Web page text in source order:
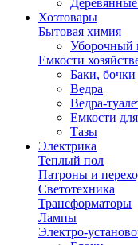
Хозтовары
Бытовая химия
Уборочный
Емкости
Баки, бочки
Ведра
Ведра-
Емкости
Тазы
Электрика
Теплый пол
Патроны и
Светотехника
Трансформаторы
Лампы
Электро-